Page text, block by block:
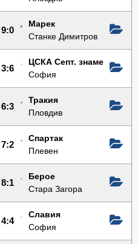
9:0
Марек
Станке Димитров
3:6
ЦСКА Септ. знаме
София
6:3
Тракия
Пловдив
7:2
Спартак
Плевен
8:1
Берое
Стара Загора
4:4
Славия
София